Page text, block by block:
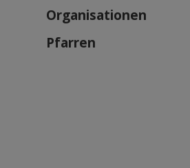
Organisationen
Pfarren